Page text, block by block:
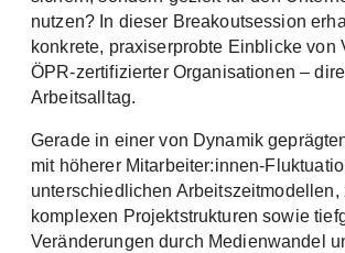
nutzen? In dieser Breakoutsession
konkrete, praxiserprobte Einblicke von
ÖPR-zertifizierter Organisationen –
Arbeitsalltag.
Gerade in einer von Dynamik
mit höherer Mitarbeiter:innen-
unterschiedlichen Arbeitszeitmodellen,
komplexen Projektstrukturen sowie
Veränderungen durch Medienwandel